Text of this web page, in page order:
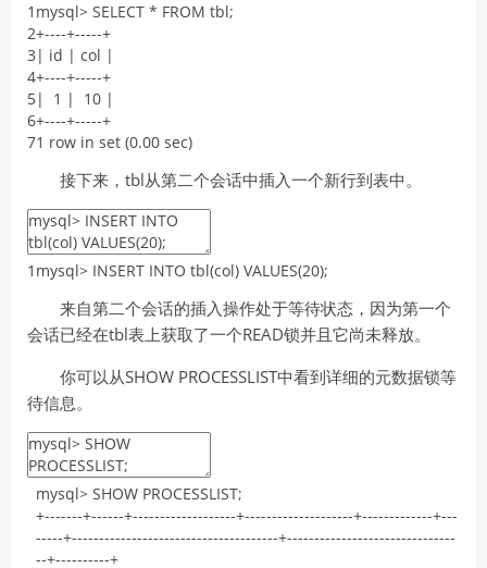
1
2
3
4
5
6
7
mysql> SELECT * FROM tbl;
+----+-----+
| id | col |
+----+-----+
|
1 | 10 |
+----+-----+
1 row in set (0.00 sec)
接下来，tbl从第二个会话中插入一个新行到表中。
1 mysql> INSERT INTO tbl(col) VALUES(20);
来自第二个会话的插入操作处于等待状态，因为第一个
会话已经在tbl表上获取了一个READ锁并且它尚未释放。
你可以从SHOW PROCESSLIST中看到详细的元数据锁等
待信息。
mysql> SHOW PROCESSLIST;
+-------+------+-------------------+--------------------+-------------+---
-----+--------------------------------------+-------------------------------
--+----------+